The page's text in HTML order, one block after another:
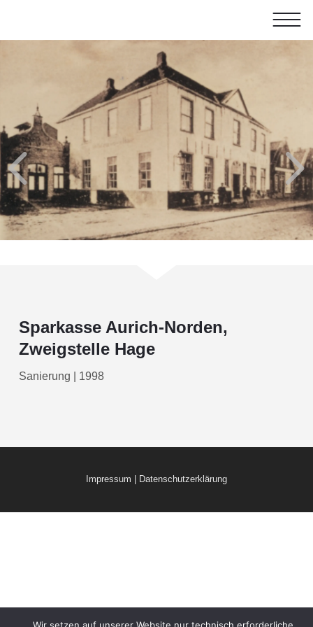
Sparkasse Aurich-Norden,
Zweigstelle Hage
Sanierung | 1998
Impressum Datenschutzerklärung